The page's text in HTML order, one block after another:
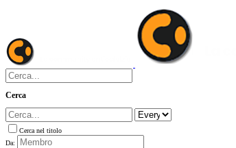
Cerca
Cerca nel titolo
Da: